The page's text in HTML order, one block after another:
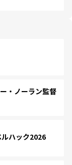
・ノーラン監督
ハック2026